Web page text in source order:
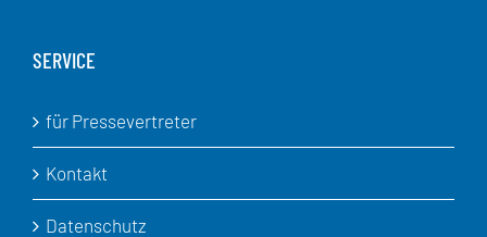
SERVICE
für Pressevertreter
Kontakt
Datenschutz